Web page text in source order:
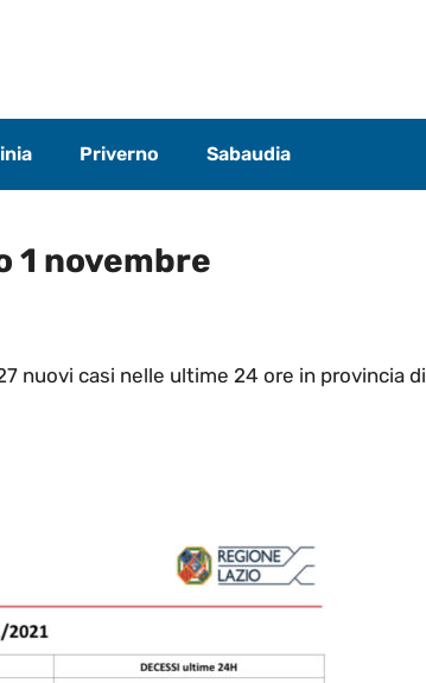
Priverno Sabaudia
1 novembre
nuovi casi nelle ultime 24 ore in provincia di